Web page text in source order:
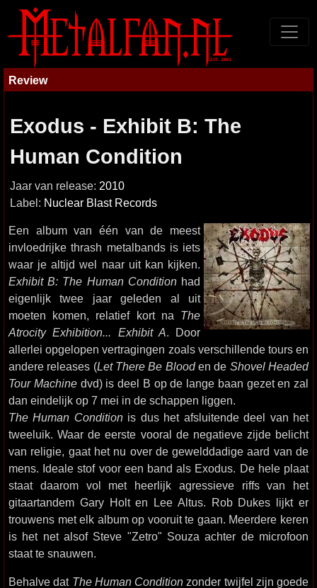
Review
Exodus - Exhibit B: The
Human Condition
Jaar van release: 2010
Label: Nuclear Blast Records
Een album van één van de meest
invloedrijke thrash metalbands is iets
waar je altijd wel naar uit kan kijken.
Exhibit B: The Human Conditionhad
eigenlijk twee jaar geleden al uit
moeten komen, relatief kort na The
Atrocity Exhibition... Exhibit A. Door
allerlei opgelopen vertragingen zoals verschillende tours en
andere releases (Let There Be Blooden de Shovel Headed
Tour Machinedvd) is deel B op de lange baan gezet en zal
dan eindelijk op 7 mei in de schappen liggen.
The Human Conditionis dus het afsluitende deel van het
tweeluik. Waar de eerste vooral de negatieve zijde belicht
van religie, gaat het nu over de gewelddadige aard van de
mens. Ideale stof voor een band als Exodus. De hele plaat
staat daarom vol met heerlijk agressieve riffs van het
gitaartandem Gary Holt en Lee Altus. Rob Dukes lijkt er
trouwens met elk album op vooruit te gaan. Meerdere keren
is het net alsof Steve "Zetro" Souza achter de microfoon
staat te snauwen.
Behalve dat The Human Condition zonder twijfel zijn goede